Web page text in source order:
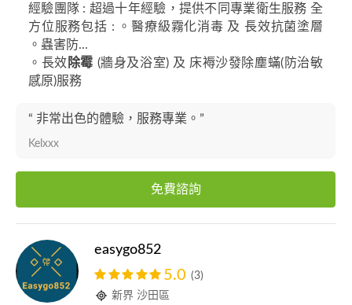
經驗團隊 : 超過十年經驗，提供不同專業衛生服務 全
方位服務包括 : 。醫療級霧化消毒 及 長效抗菌塗層
。蟲害防...
。長效 除霉 (牆身及浴室) 及 床褥沙發除塵蟎(防治敏
感原)服務
“ 非常出色的體驗，服務專業。”
Kelxxx
免費諮詢
easygo852
5.0 (3)
新界 沙田區